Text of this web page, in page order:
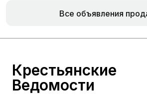
Все объявления
Крестьянские
Ведомости